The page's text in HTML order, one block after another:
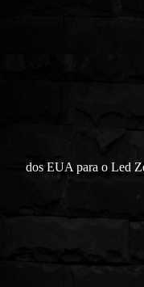
dos EUA para o Led